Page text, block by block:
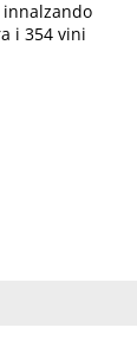
i 354 vini